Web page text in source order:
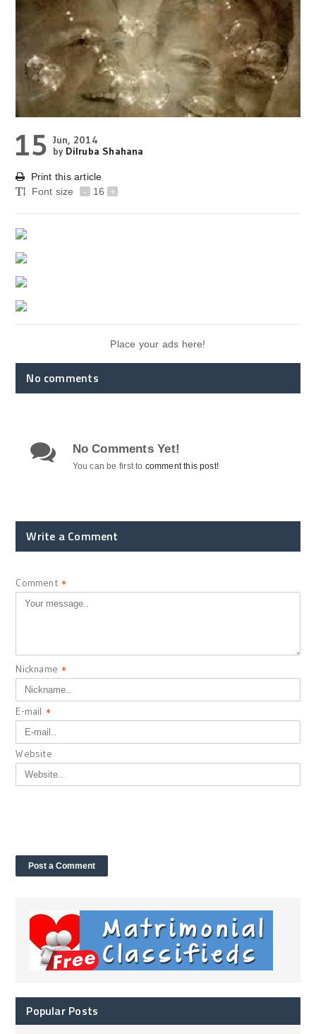
15 Jun, 2014
by Dilruba Shahana
Print this article
Font size
- 16 +
Place your ads here!
No comments
No Comments Yet!
You can be first to comment this post!
Write a Comment
Comment *
Nickname *
E-mail *
Website
Popular Posts